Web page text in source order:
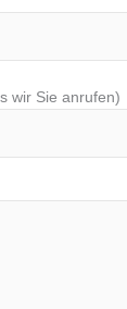
wir Sie anrufen)